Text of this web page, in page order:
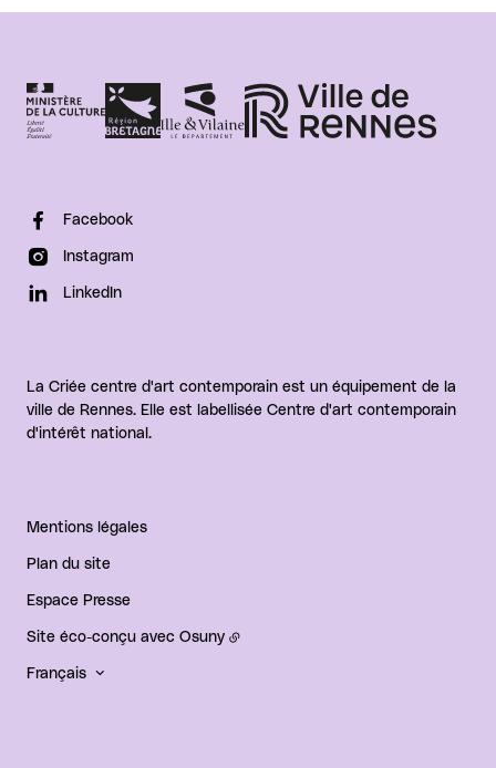
Facebook
Instagram
LinkedIn
La Criée centre d'art contemporain est un équipement de la
ville de Rennes. Elle est labellisée Centre d'art contemporain
d'intérêt national.
Mentions légales
Plan du site
Espace Presse
Site éco-conçu avec Osuny
Français